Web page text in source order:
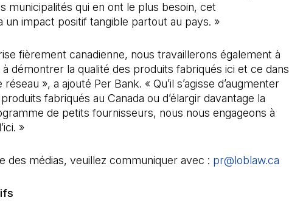
municipalités qui en ont le plus besoin, cet
un impact positif tangible partout au pays. »
fièrement canadienne, nous travaillerons également à
démontrer la qualité des produits fabriqués ici et ce dans
», a ajouté Per Bank. « Qu’il s’agisse d’augmenter
fabriqués au Canada ou d’élargir davantage la
de petits fournisseurs, nous nous engageons à
»
des médias, veuillez communiquer avec : pr@loblaw.ca